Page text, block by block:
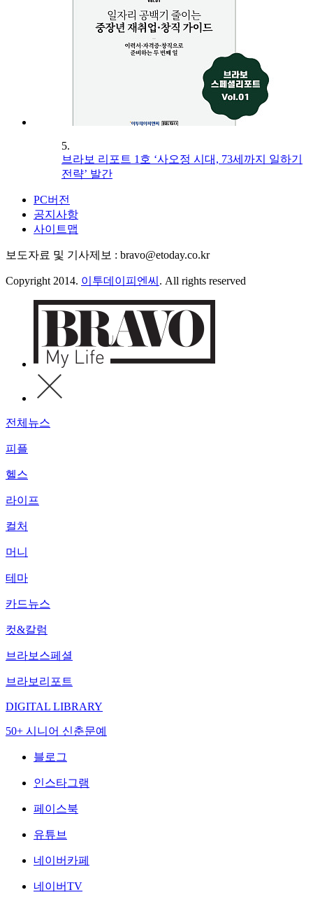
5.
브라보 리포트 1호 ‘사오정 시대, 73세까지 일하기
전략’ 발간
PC버전
공지사항
사이트맵
보도자료 및 기사제보 : bravo@etoday.co.kr
Copyright 2014. 이투데이피엔씨 . All rights reserved
전체뉴스
피플
헬스
라이프
컬처
머니
테마
카드뉴스
컷&칼럼
브라보스페셜
브라보리포트
DIGITAL LIBRARY
50+ 시니어 신춘문예
블로그
인스타그램
페이스북
유튜브
네이버카페
네이버TV